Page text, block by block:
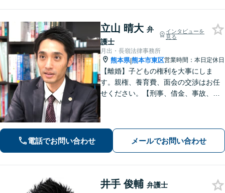
立山 晴大 弁
護士
インタビューを
見る
月出・長嶺法律事務所
熊本県|熊本市東区営業時間：本日定休日
【離婚】子どもの権利を大事にしま
す。親権、養育費、面会の交渉はお任
せください。【刑事、借金、事故、労
電話でお問い合わせ メールでお問い合わせ
井手 俊輔 弁護士